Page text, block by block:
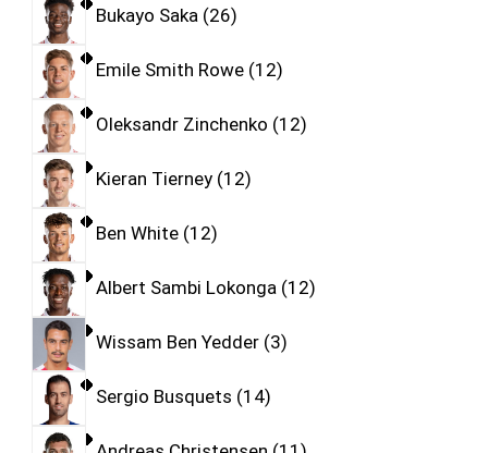
Bukayo Saka 26
Emile Smith Rowe 12
Oleksandr Zinchenko 12
Kieran Tierney 12
Ben White 12
Albert Sambi Lokonga 12
Wissam Ben Yedder 3
Sergio Busquets 14